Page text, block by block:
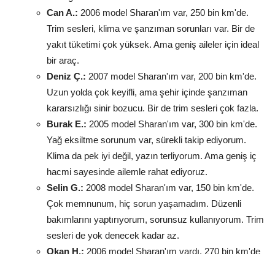
Can A.: 2006 model Sharan'ım var, 250 bin km'de.
Trim sesleri, klima ve şanzıman sorunları var. Bir de
yakıt tüketimi çok yüksek. Ama geniş aileler için ideal
bir araç.
Deniz Ç.: 2007 model Sharan'ım var, 200 bin km'de.
Uzun yolda çok keyifli, ama şehir içinde şanzıman
kararsızlığı sinir bozucu. Bir de trim sesleri çok fazla.
Burak E.: 2005 model Sharan'ım var, 300 bin km'de.
Yağ eksiltme sorunum var, sürekli takip ediyorum.
Klima da pek iyi değil, yazın terliyorum. Ama geniş iç
hacmi sayesinde ailemle rahat ediyoruz.
Selin G.: 2008 model Sharan'ım var, 150 bin km'de.
Çok memnunum, hiç sorun yaşamadım. Düzenli
bakımlarını yaptırıyorum, sorunsuz kullanıyorum. Trim
sesleri de yok denecek kadar az.
Okan H.: 2006 model Sharan'ım vardı, 270 bin km'de